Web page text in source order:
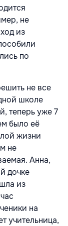
не
из
по
не все
школе
теперь уже 7
было её
жизни
не
Анна,
дочке
из
на
учительница,